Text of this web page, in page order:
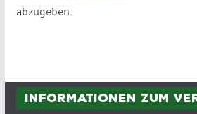
abzugeben.
Informationen zum